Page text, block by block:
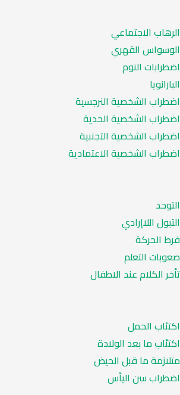
الرهاب الاجتماعي
الوسواس القهري
اضطرابات النوم
البارانويا
اضطراب الشخصية النرجسية
اضطراب الشخصية الحدية
اضطراب الشخصية التجنبية
اضطراب الشخصية الاعتمادية
التوحد
التبول اللاإرادي
فرط الحركة
صعوبات التعلم
تأخر الكلام عند الاطفال
اكتئاب الحمل
اكتئاب ما بعد الولادة
متلازمة ما قبل الحيض
اضطراب سن اليأس